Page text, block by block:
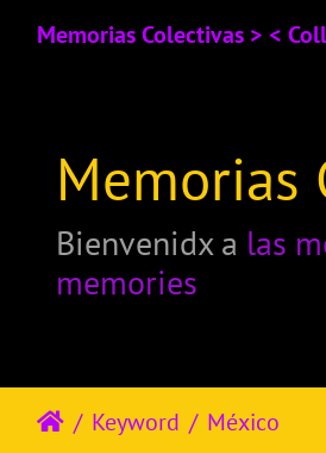
Memorias Colectivas > <
Memorias
Bienvenidx a las
memories
Keyword México